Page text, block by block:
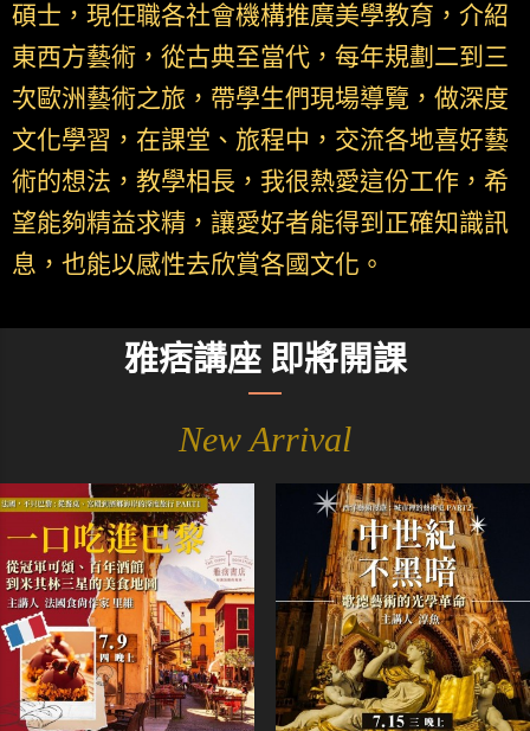
碩士，現任職各社會機構推廣美學教育，介紹
東西方藝術，從古典至當代，每年規劃二到三
次歐洲藝術之旅，帶學生們現場導覽，做深度
文化學習，在課堂、旅程中，交流各地喜好藝
術的想法，教學相長，我很熱愛這份工作，希
望能夠精益求精，讓愛好者能得到正確知識訊
息，也能以感性去欣賞各國文化。
雅痞講座 即將開課
New Arrival